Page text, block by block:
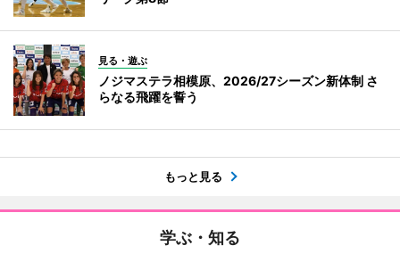
見る・遊ぶ
ノジマステラ相模原、2026/27シーズン新体制 さ
らなる飛躍を誓う
もっと見る
学ぶ・知る